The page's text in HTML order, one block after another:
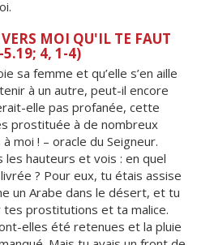
MOI QU'IL TE FAUT
5.19; 4, 1-4)
sa femme et qu’elle s’en aille
à un autre, peut-il encore
elle pas profanée, cette
prostituée à de nombreux
moi ! – oracle du Seigneur.
les hauteurs et vois : en quel
? Pour eux, tu étais assise
un Arabe dans le désert, et tu
tes prostitutions et ta malice.
elles été retenues et la pluie